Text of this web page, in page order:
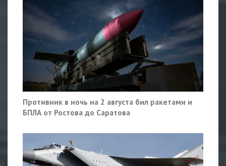
Противник в ночь на 2 августа бил ракетами и
БПЛА от Ростова до Саратова